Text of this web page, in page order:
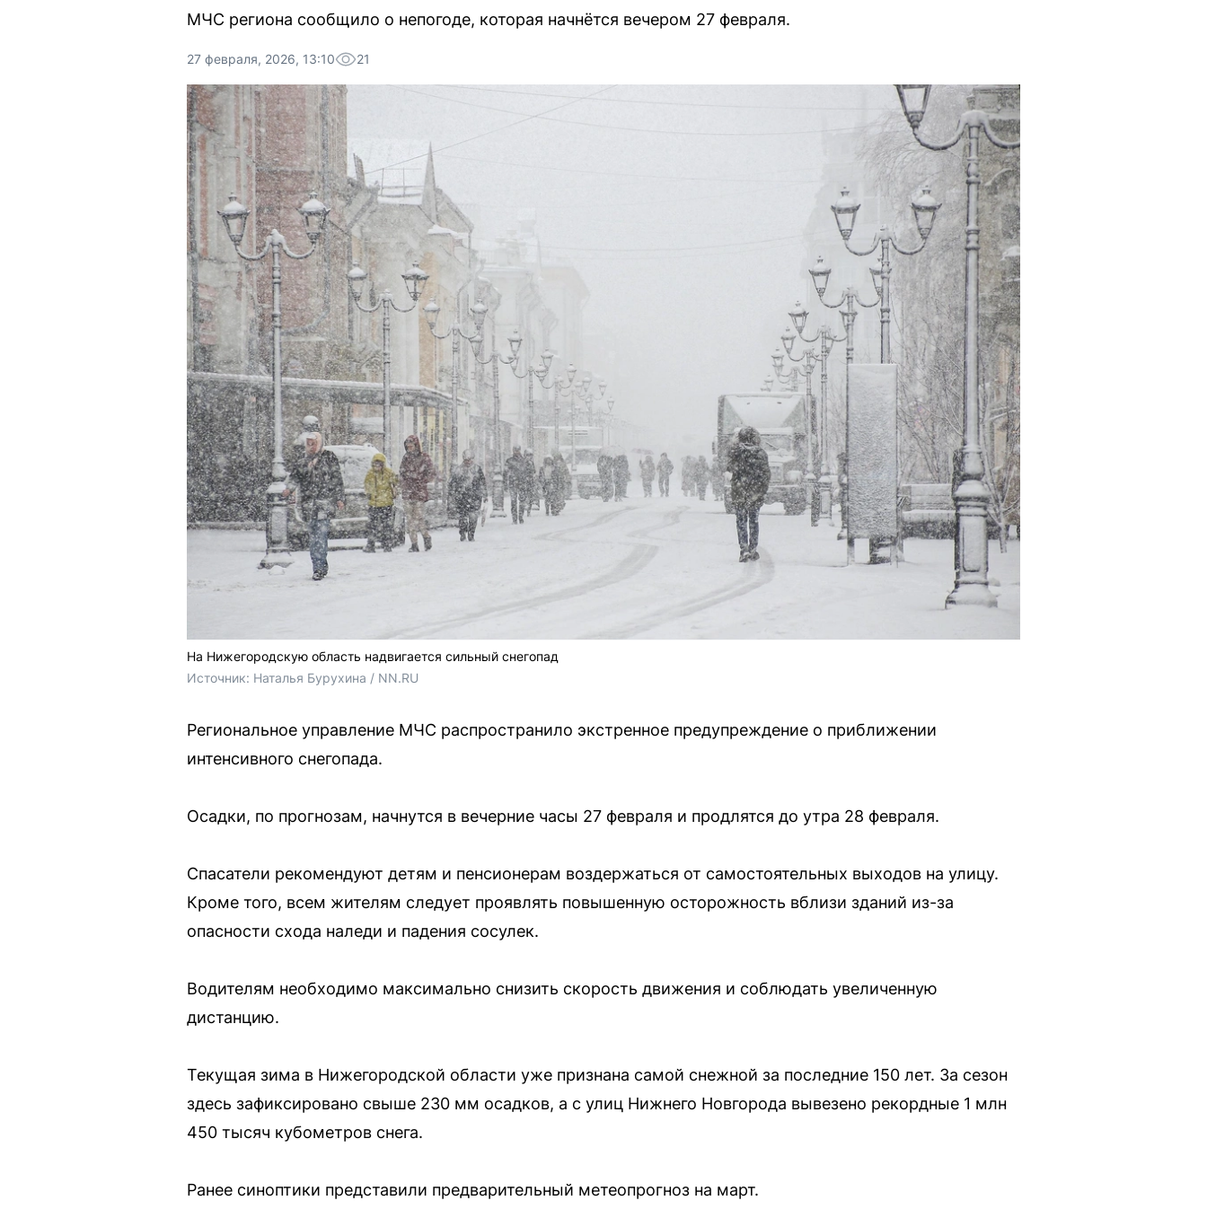
МЧС региона сообщило о непогоде, которая начнётся вечером 27 февраля.
27 февраля, 2026, 13:10 21
На Нижегородскую область надвигается сильный снегопад
Источник: Наталья Бурухина / NN.RU
Региональное управление МЧС распространило экстренное предупреждение о приближении
интенсивного снегопада.
Осадки, по прогнозам, начнутся в вечерние часы 27 февраля и продлятся до утра 28 февраля.
Спасатели рекомендуют детям и пенсионерам воздержаться от самостоятельных выходов на улицу.
Кроме того, всем жителям следует проявлять повышенную осторожность вблизи зданий из-за
опасности схода наледи и падения сосулек.
Водителям необходимо максимально снизить скорость движения и соблюдать увеличенную
дистанцию.
Текущая зима в Нижегородской области уже признана самой снежной за последние 150 лет. За сезон
здесь зафиксировано свыше 230 мм осадков, а с улиц Нижнего Новгорода вывезено рекордные 1 млн
450 тысяч кубометров снега.
Ранее синоптики представили предварительный метеопрогноз на март.